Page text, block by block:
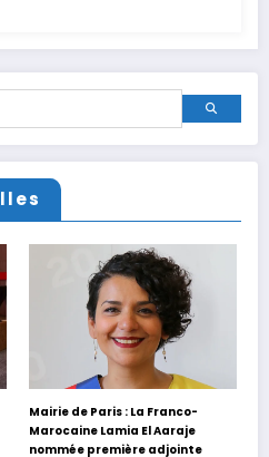
Mairie de Paris : La Franco-
Marocaine Lamia El Aaraje
nommée première adjointe